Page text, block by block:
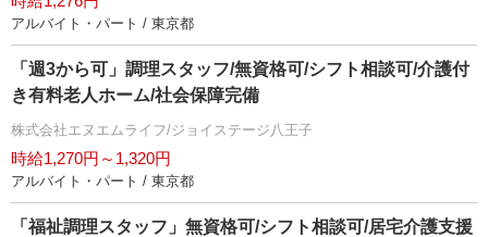
アルバイト・パート / 東京都
「週3から可」調理スタッフ/無資格可/シフト相談可/介護付
き有料老人ホーム/社会保障完備
株式会社エヌエムライフ/ジョイステージ八王子
時給1,270円～1,320円
アルバイト・パート / 東京都
「福祉調理スタッフ」無資格可/シフト相談可/居宅介護支援